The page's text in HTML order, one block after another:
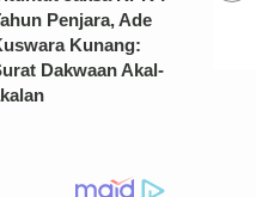
Penjara, Ade
Kunang:
Dakwaan Akal-